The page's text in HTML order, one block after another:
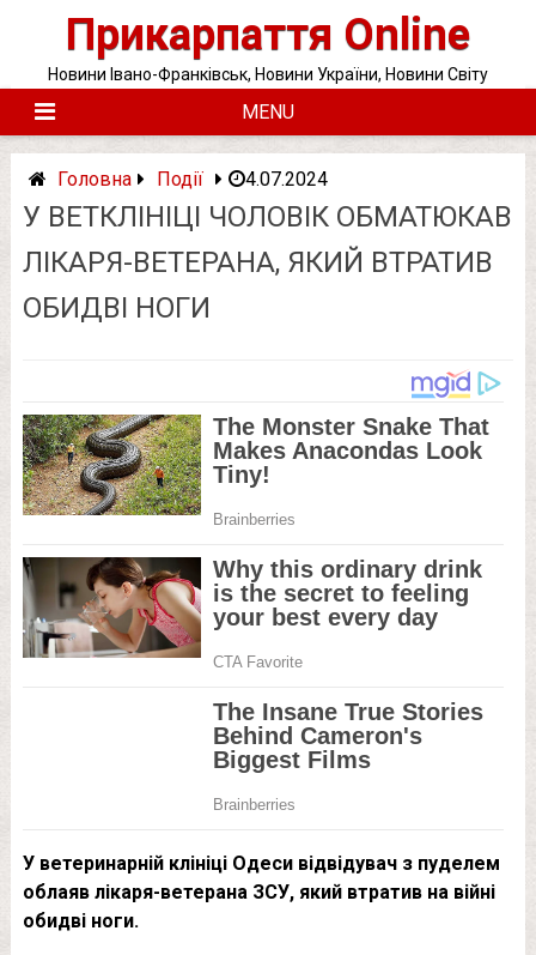
Прикарпаття Online
Новини Івано-Франківськ, Новини України, Новини Світу
MENU
Головна Події 4.07.2024
У ВЕТКЛІНІЦІ ЧОЛОВІК ОБМАТЮКАВ
ЛІКАРЯ-ВЕТЕРАНА, ЯКИЙ ВТРАТИВ
ОБИДВІ НОГИ
У ветеринарній клініці Одеси відвідувач з пуделем
облаяв лікаря-ветерана ЗСУ, який втратив на війні
обидві ноги.